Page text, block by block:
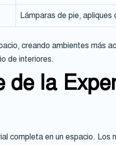
Lámparas de pie, apliques
creando ambientes más
de interiores.
de la
completa en un espacio. Los